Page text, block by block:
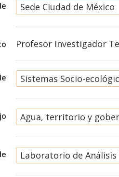
Sede Ciudad de México
Profesor Investigador
Sistemas Socio-
Agua, territorio y
Laboratorio de